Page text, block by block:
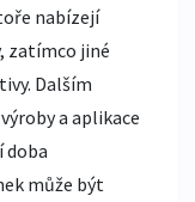
nabízejí
zatímco jiné
Dalším
a aplikace
doba
může být